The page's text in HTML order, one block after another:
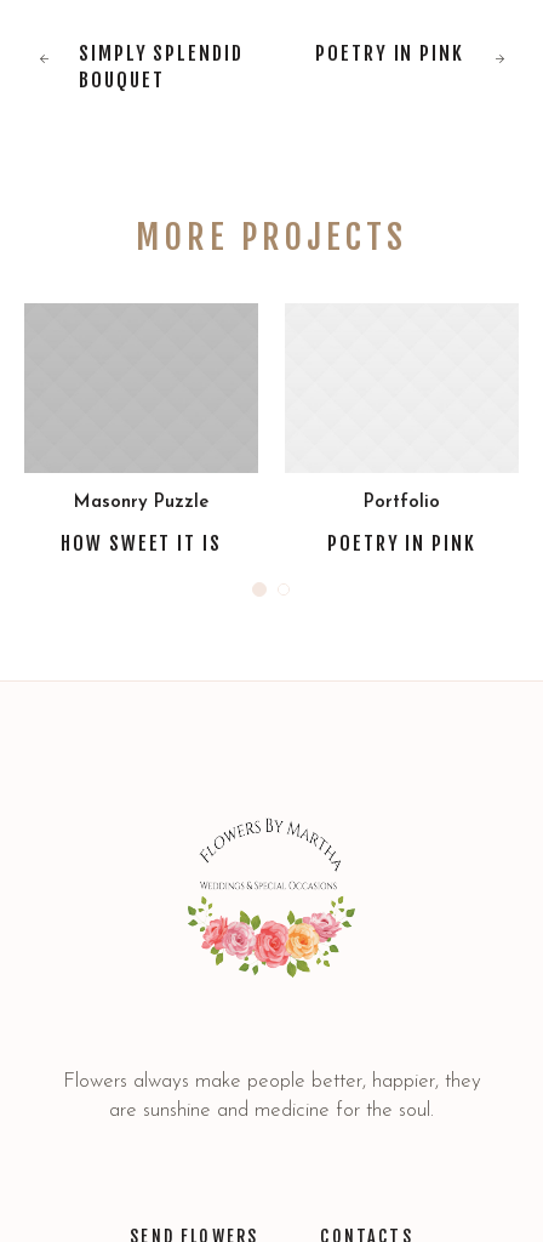
SIMPLY SPLENDID
BOUQUET
POETRY IN PINK
MORE PROJECTS
Masonry Puzzle
HOW SWEET IT IS
Portfolio
POETRY IN PINK
Flowers always make people better, happier, they
are sunshine and medicine for the soul.
SEND FLOWERS CONTACTS